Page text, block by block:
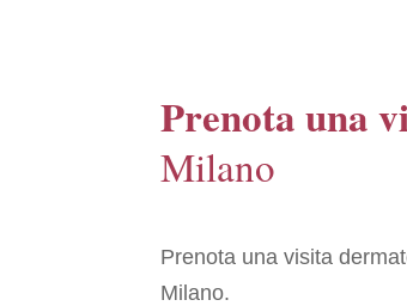
Prenota una
Milano
Prenota una visita
Milano.